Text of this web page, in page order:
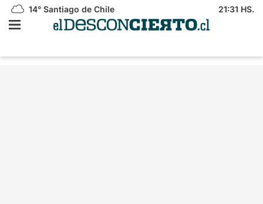
14° Santiago de Chile 21:31 HS.